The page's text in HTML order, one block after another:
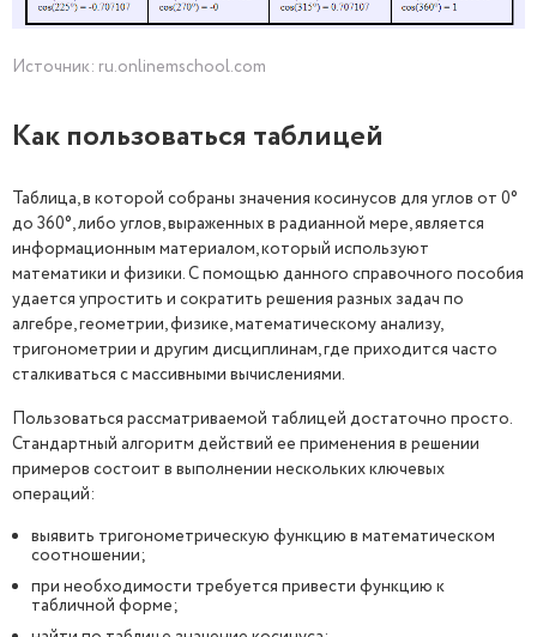
Источник: ru.onlinemschool.com
Как пользоваться таблицей
Таблица, в которой собраны значения косинусов для углов от 0°
до 360°, либо углов, выраженных в радианной мере, является
информационным материалом, который используют
математики и физики. С помощью данного справочного пособия
удается упростить и сократить решения разных задач по
алгебре, геометрии, физике, математическому анализу,
тригонометрии и другим дисциплинам, где приходится часто
сталкиваться с массивными вычислениями.
Пользоваться рассматриваемой таблицей достаточно просто.
Стандартный алгоритм действий ее применения в решении
примеров состоит в выполнении нескольких ключевых
операций:
выявить тригонометрическую функцию в математическом
соотношении;
при необходимости требуется привести функцию к
табличной форме;